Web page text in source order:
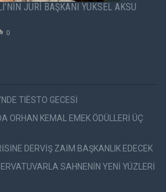
JÜRİ BAŞKANI YÜKSEL AKSU
0
TIËSTO GECESİ
ORHAN KEMAL EMEK ÖDÜLLERİ ÜÇ
DERVİŞ ZAİM BAŞKANLIK EDECEK
SAHNENİN YENİ YÜZLERİ